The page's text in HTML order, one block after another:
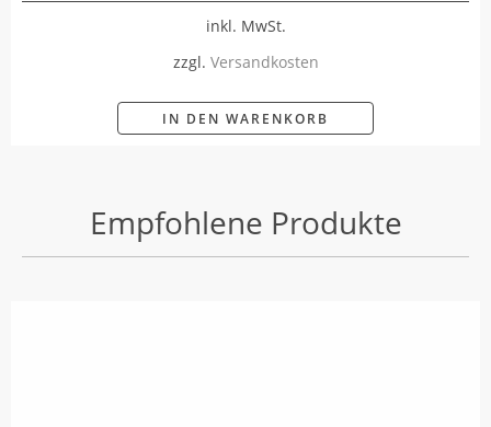
inkl. MwSt.
zzgl. Versandkosten
IN DEN WARENKORB
Empfohlene Produkte